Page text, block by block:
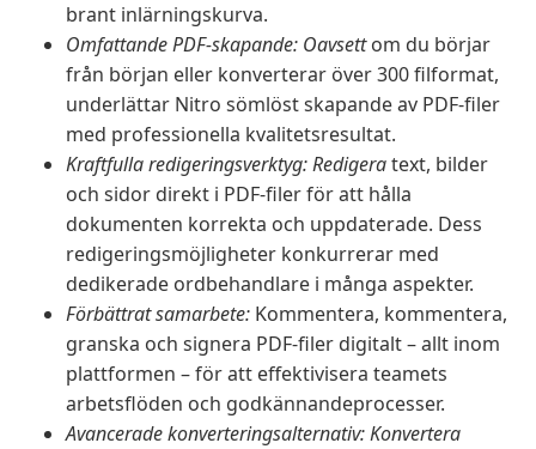
brant inlärningskurva.
Omfattande PDF-skapande: Oavsettom du börjar
från början eller konverterar över 300 filformat,
underlättar Nitro sömlöst skapande av PDF-filer
med professionella kvalitetsresultat.
Kraftfulla redigeringsverktyg: Redigeratext, bilder
och sidor direkt i PDF-filer för att hålla
dokumenten korrekta och uppdaterade. Dess
redigeringsmöjligheter konkurrerar med
dedikerade ordbehandlare i många aspekter.
Förbättrat samarbete: Kommentera, kommentera,
granska och signera PDF-filer digitalt – allt inom
plattformen – för att effektivisera teamets
arbetsflöden och godkännandeprocesser.
Avancerade konverteringsalternativ: Konvertera